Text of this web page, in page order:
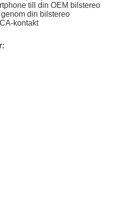
till din OEM bilstereo
din bilstereo
kontakt